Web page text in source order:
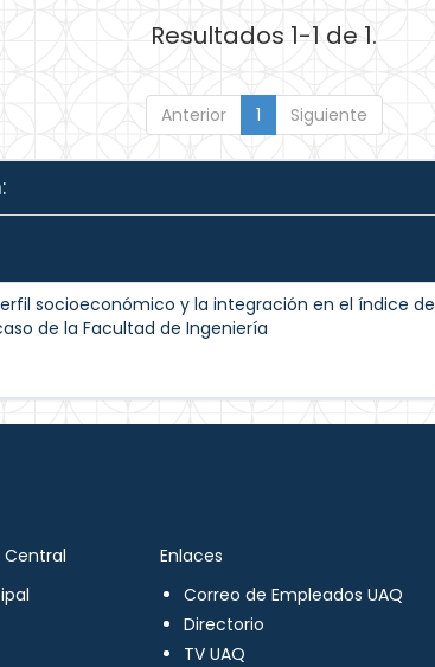
Resultados 1-1 de 1.
Anterior 1 Siguiente
socioeconómico y la integración en el índice de
de la Facultad de Ingeniería
Enlaces
Correo de Empleados UAQ
Directorio
TV UAQ